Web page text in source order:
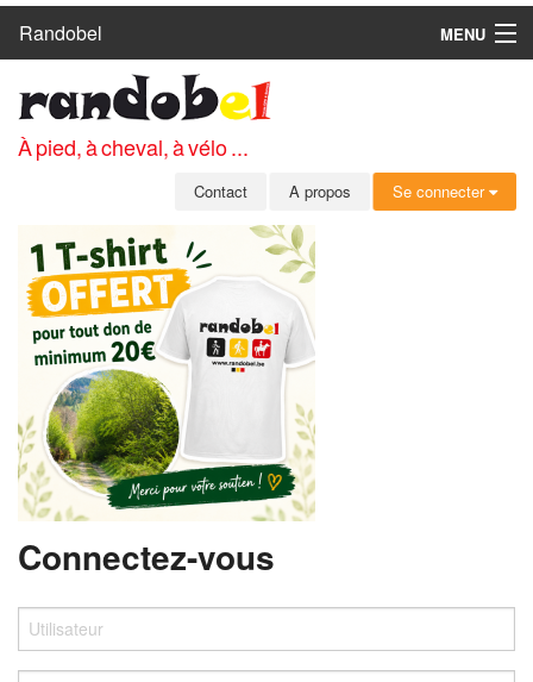
Randobel
MENU
CIRCUITS
CLUBS
MEMBRES
SE CONNECTER
INSCRIPTION GRATUITE
MOT DE PASSE OUBLIÉ
À pied, à cheval, à vélo ...
Contact A propos Se connecter
Connectez-vous